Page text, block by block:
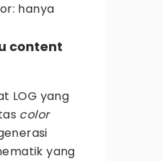
hanya
content
LOG yang
color
yang